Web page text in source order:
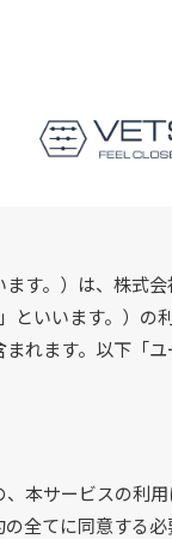
す。）は、株式
」といいます。）
れます。以下「
本サービスの利
全てに同意する